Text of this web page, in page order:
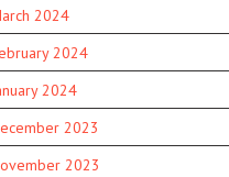
2024
2024
2024
2023
2023